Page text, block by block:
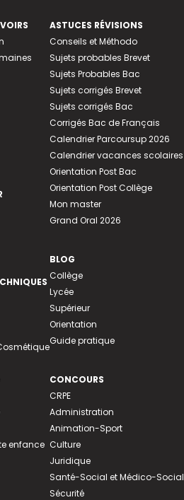
enfance
ASTUCES RÉVISIONS
Conseils et Méthodo
Sujets probables Brevet
Sujets Probables Bac
Sujets corrigés Brevet
Sujets corrigés Bac
Corrigés Bac de Français
Calendrier Parcoursup 2026
Calendrier vacances scolaires
Orientation Post Bac
Orientation Post Collège
Mon master
Grand Oral 2026
BLOG
Collège
Lycée
Supérieur
Orientation
Guide pratique
CONCOURS
CRPE
Administration
Animation-Sport
Culture
Juridique
Santé-Social et Médico-Social
Sécurité